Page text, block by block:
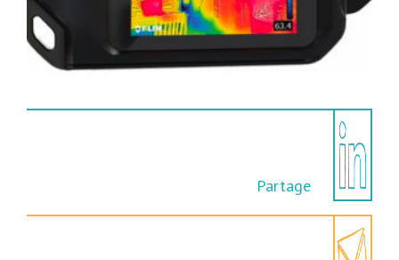
Partage